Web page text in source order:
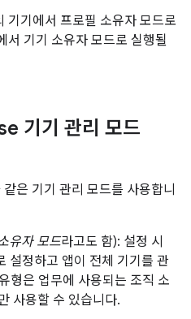
기기에서 프로필 소유자 모드로
서 기기 소유자 모드로 실행될
기기 관리 모드
은 기기 관리 모드를 사용합니
유자 모드라고도 함): 설정 시
설정하고 앱이 전체 기기를 관
형은 업무에 사용되는 조직 소
사용할 수 있습니다.